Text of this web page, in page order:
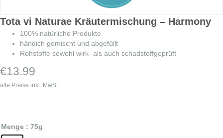
Tota vi Naturae Kräutermischung – Harmony
100% natürliche Produkte
händich gemischt und abgefüllt
Rohstoffe sowohl wirk- als auch schadstoffgeprüft
€13.99
alle Preise inkl. MwSt.
Menge : 75g